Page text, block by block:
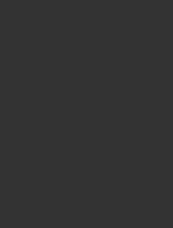
画放映形式
いない場合